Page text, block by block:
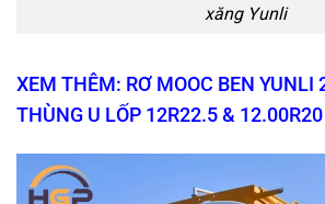
xăng Yunli
XEM THÊM: RƠ MOOC BEN YUNLI
THÙNG U LỐP 12R22.5 & 12.00R20